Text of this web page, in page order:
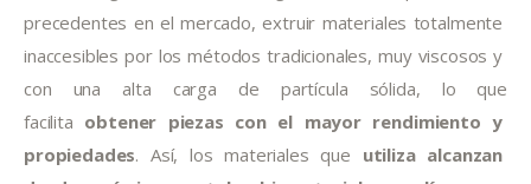
precedentes en el mercado, extruir materiales totalmente
inaccesibles por los métodos tradicionales, muy viscosos y
con una alta carga de partícula sólida, lo que
facilita obtener piezas con el mayor rendimiento y
propiedades. Así, los materiales que utiliza alcanzan